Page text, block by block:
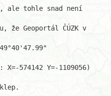
ale tohle snad není
že Geoportál ČÚZK v
574142 Y=-1109056)